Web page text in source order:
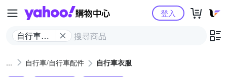
Yahoo購物中心
自行車衣
登入
自行車/自行車配件 自行車衣服